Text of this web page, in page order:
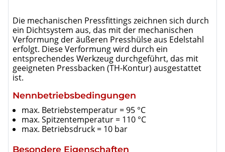
Die mechanischen Pressfittings zeichnen sich durch
ein Dichtsystem aus, das mit der mechanischen
Verformung der äußeren Presshülse aus Edelstahl
erfolgt. Diese Verformung wird durch ein
entsprechendes Werkzeug durchgeführt, das mit
geeigneten Pressbacken (TH-Kontur) ausgestattet
ist.
Nennbetriebsbedingungen
max. Betriebstemperatur = 95 °C
max. Spitzentemperatur = 110 °C
max. Betriebsdruck = 10 bar
Besondere Eigenschaften